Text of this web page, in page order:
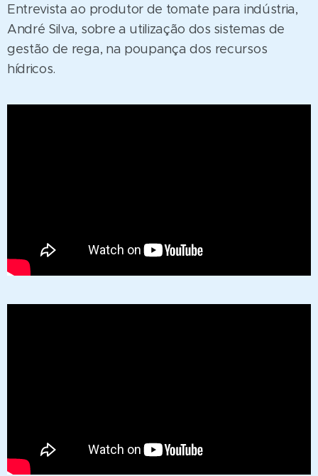
Entrevista ao produtor de tomate para indústria,
André Silva, sobre a utilização dos sistemas de
gestão de rega, na poupança dos recursos
hídricos.